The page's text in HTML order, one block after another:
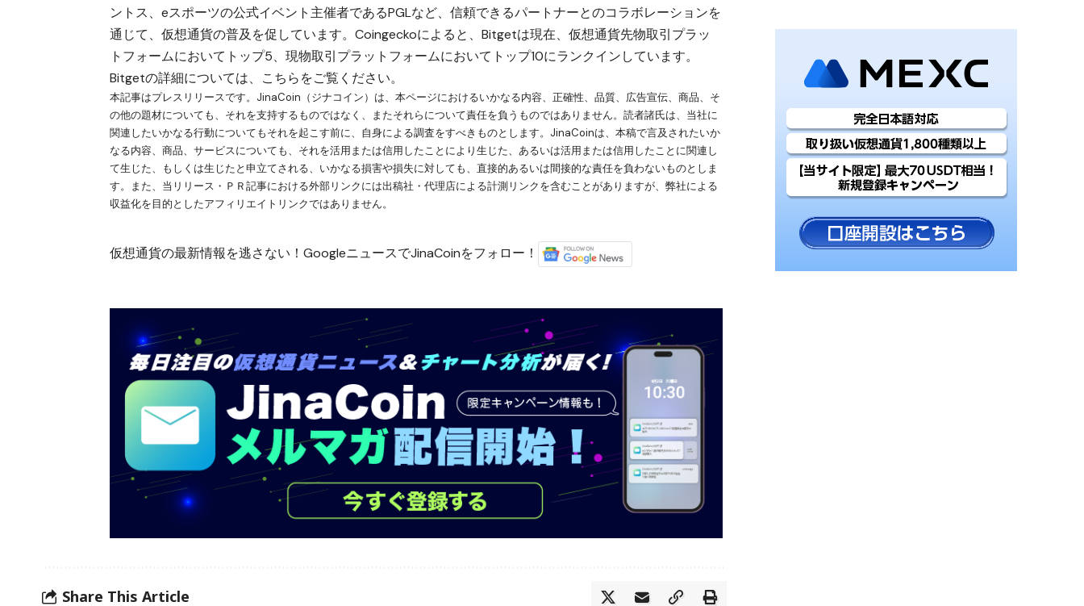
ントス、eスポーツの公式イベント主催者であるPGLなど、信頼できるパートナーとのコラボレーションを
通じて、仮想通貨の普及を促しています。Coingeckoによると、Bitgetは現在、仮想通貨先物取引プラッ
トフォームにおいてトップ5、現物取引プラットフォームにおいてトップ10にランクインしています。
Bitgetの詳細については、 こちらをご覧ください。
本記事はプレスリリースです。JinaCoin（ジナコイン）は、本ページにおけるいかなる内容、正確性、品質、広告宣伝、商品、そ
の他の題材についても、それを支持するものではなく、またそれらについて責任を負うものではありません。読者諸氏は、当社に
関連したいかなる行動についてもそれを起こす前に、自身による調査をすべきものとします。JinaCoinは、本稿で言及されたいか
なる内容、商品、サービスについても、それを活用または信用したことにより生じた、あるいは活用または信用したことに関連し
て生じた、もしくは生じたと申立てされる、いかなる損害や損失に対しても、直接的あるいは間接的な責任を負わないものとしま
す。また、当リリース・ＰＲ記事における外部リンクには出稿社・代理店による計測リンクを含むことがありますが、弊社による
収益化を目的としたアフィリエイトリンクではありません。
仮想通貨の最新情報を逃さない！GoogleニュースでJinaCoinをフォロー！
Share This Article